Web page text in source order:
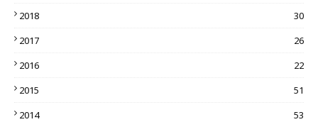
2018
30
2017
26
2016
22
2015
51
2014
53